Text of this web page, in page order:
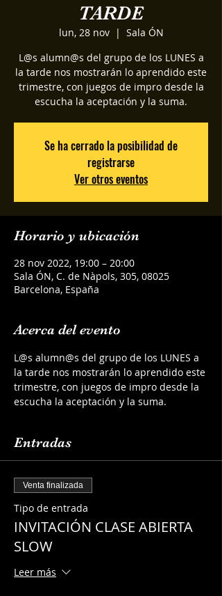
TARDE
lun, 28 nov
  |
Sala ÓN
L@s alumn@s del grupo de los LUNES a
la tarde nos mostrarán lo aprendido este
trimestre, con juegos de impro desde la
escucha la aceptación y la suma.
Se ha cerrado la posibilidad de
registrarse
Ver otros eventos
Horario y ubicación
28 nov 2022, 19:00 – 20:00
Sala ÓN, C. de Nàpols, 305, 08025
Barcelona, España
Acerca del evento
L@s alumn@s del grupo de los LUNES a
la tarde nos mostrarán lo aprendido este
trimestre, con juegos de impro desde la
escucha la aceptación y la suma.
Entradas
Venta finalizada
Tipo de entrada
INVITACIÓN CLASE ABIERTA
SLOW
Leer más